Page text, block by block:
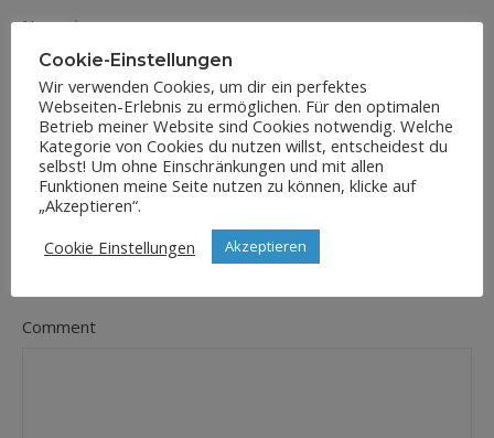
Name*
E-Mail-Adresse*
Comment
Cookie-Einstellungen
Wir verwenden Cookies, um dir ein perfektes
Webseiten-Erlebnis zu ermöglichen. Für den optimalen
Betrieb meiner Website sind Cookies notwendig. Welche
Kategorie von Cookies du nutzen willst, entscheidest du
selbst! Um ohne Einschränkungen und mit allen
Funktionen meine Seite nutzen zu können, klicke auf
„Akzeptieren“.
Cookie Einstellungen
Akzeptieren